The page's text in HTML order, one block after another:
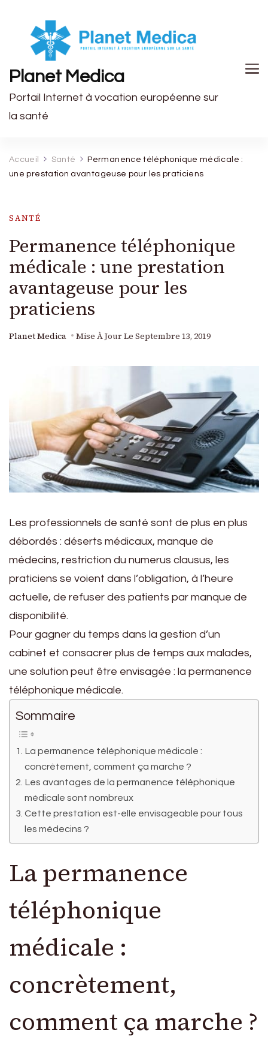
Planet Medica
Portail Internet à vocation européenne sur
la santé
Accueil Santé
Permanence téléphonique médicale :
une prestation avantageuse pour les praticiens
SANTÉ
Permanence téléphonique
médicale : une prestation
avantageuse pour les
praticiens
Planet Medica Mise À Jour Le Septembre 13, 2019
Les professionnels de santé sont de plus en plus
débordés : déserts médicaux, manque de
médecins, restriction du numerus clausus, les
praticiens se voient dans l’obligation, à l’heure
actuelle, de refuser des patients par manque de
disponibilité.
Pour gagner du temps dans la gestion d’un
cabinet et consacrer plus de temps aux malades,
une solution peut être envisagée : la permanence
téléphonique médicale.
Sommaire
La permanence téléphonique médicale :
concrètement, comment ça marche ?
Les avantages de la permanence téléphonique
médicale sont nombreux
Cette prestation est-elle envisageable pour tous
les médecins ?
La permanence
téléphonique
médicale :
concrètement,
comment ça marche ?